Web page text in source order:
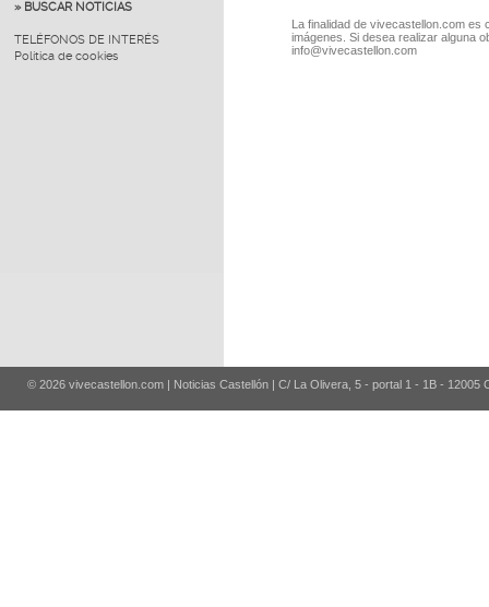
» BUSCAR NOTICIAS
TELÉFONOS DE INTERÉS
Política de cookies
La finalidad de vivecastellon.com
imágenes. Si desea realizar alguna
info@vivecastellon.com
© 2026 vivecastellon.com | Noticias Castellón | C/ La Olivera, 5 - portal 1 - 1B - 12005